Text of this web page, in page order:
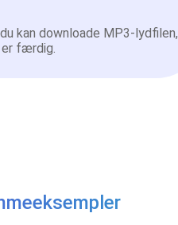
kan downloade MP3-lydfilen,
er færdig.